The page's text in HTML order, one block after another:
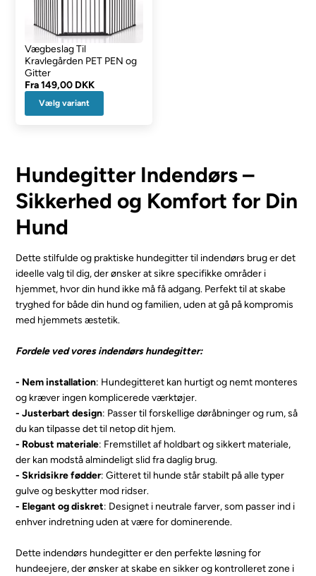
Vægbeslag Til
Kravlegården PET PEN og
Gitter
Fra149,00 DKK
Vælg variant
Hundegitter Indendørs –
Sikkerhed og Komfort for Din
Hund
Dette stilfulde og praktiske hundegitter til indendørs brug er det
ideelle valg til dig, der ønsker at sikre specifikke områder i
hjemmet, hvor din hund ikke må få adgang. Perfekt til at skabe
tryghed for både din hund og familien, uden at gå på kompromis
med hjemmets æstetik.
Fordele ved vores indendørs hundegitter:
- Nem installation: Hundegitteret kan hurtigt og nemt monteres
og kræver ingen komplicerede værktøjer.
- Justerbart design: Passer til forskellige døråbninger og rum, så
du kan tilpasse det til netop dit hjem.
- Robust materiale: Fremstillet af holdbart og sikkert materiale,
der kan modstå almindeligt slid fra daglig brug.
- Skridsikre fødder: Gitteret til hunde står stabilt på alle typer
gulve og beskytter mod ridser.
- Elegant og diskret: Designet i neutrale farver, som passer ind i
enhver indretning uden at være for dominerende.
Dette indendørs hundegitter er den perfekte løsning for
hundeejere, der ønsker at skabe en sikker og kontrolleret zone i